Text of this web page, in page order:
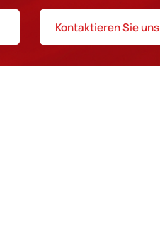
Kontaktieren Sie uns